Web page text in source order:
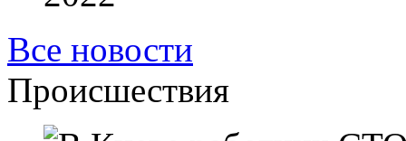
Все новости
Происшествия